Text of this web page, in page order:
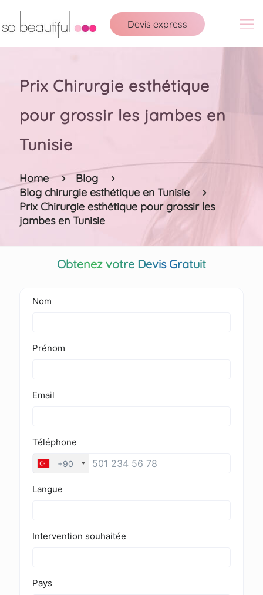
Devis express
Prix Chirurgie esthétique
pour grossir les jambes en
Tunisie
Home
Blog
Blog chirurgie esthétique en Tunisie
Prix Chirurgie esthétique pour grossir les
jambes en Tunisie
Obtenez votre Devis Gratuit